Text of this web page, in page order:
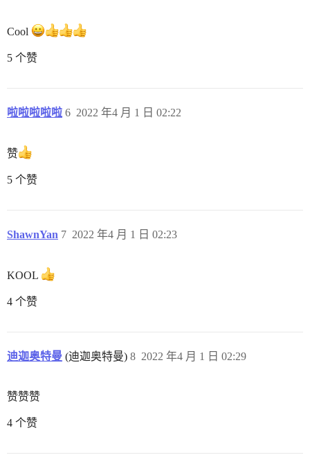
Cool
5 个赞
啦啦啦啦啦 2022 年4 月 1 日 02:22
6
赞
5 个赞
ShawnYan 2022 年4 月 1 日 02:23
7
KOOL
4 个赞
迪迦奥特曼 (迪迦奥特曼) 2022 年4 月 1 日 02:29
8
赞赞赞
4 个赞